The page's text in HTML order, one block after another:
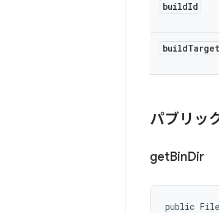
buildId
buildTarget
パブリッ
getBinDir
public